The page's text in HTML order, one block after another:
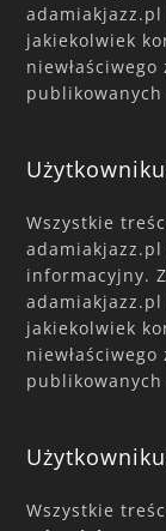
jakiekolwiek
publikowanych
Wszystkie
informacyjny.
jakiekolwiek
publikowanych
Wszystkie